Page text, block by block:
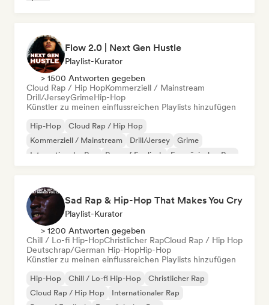
Trap
Flow 2.0 | Next Gen Hustle
Playlist-Kurator
> 1500 Antworten gegeben
Cloud Rap / Hip HopKommerziell / Mainstream
Drill/JerseyGrimeHip-Hop
Künstler zu meinen einflussreichen Playlists hinzufügen
Hip-Hop
Cloud Rap / Hip Hop
Kommerziell / Mainstream
Drill/Jersey
Grime
Internationaler Rap
Rap auf Englisch Französischer Rap
Sad Rap & Hip-Hop That Makes You Cry
Playlist-Kurator
> 1200 Antworten gegeben
Chill / Lo-fi Hip-HopChristlicher RapCloud Rap / Hip Hop
Deutschrap/German Hip-HopHip-Hop
Künstler zu meinen einflussreichen Playlists hinzufügen
Hip-Hop Chill / Lo-fi Hip-Hop
Christlicher Rap
Cloud Rap / Hip Hop
Internationaler Rap